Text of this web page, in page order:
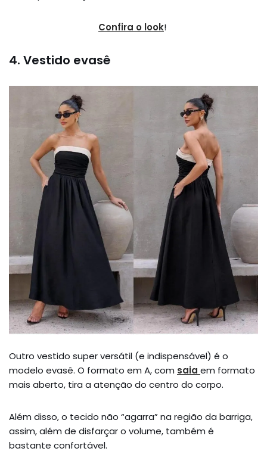
Confira o look!
4. Vestido evasê
Outro vestido super versátil (e indispensável) é o
modelo evasê. O formato em A, com saia em formato
mais aberto, tira a atenção do centro do corpo.
Além disso, o tecido não “agarra” na região da barriga,
assim, além de disfarçar o volume, também é
bastante confortável.